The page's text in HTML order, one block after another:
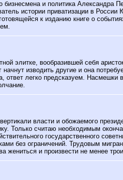
бизнесмена и политика Александра
истории приватизации в России
к изданию книге о
элитке, вообразившей себя
изводить другие и она
ответ легко предсказуем. Насмешки в
власти и обожаемого
Только считаю необходимым
государственного
без ограничений. Трудовым
жениться и произвести не менее